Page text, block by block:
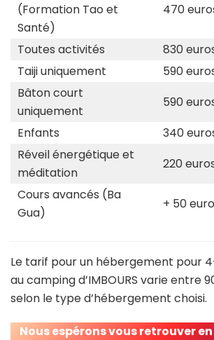
(Formation Tao et
Santé)
470
Toutes activités
830
Taiji uniquement
590
Bâton court
uniquement
590
Enfants
340
Réveil énergétique et
méditation
220
Cours avancés (Ba
Gua)
+ 50
Le tarif pour un hébergement pour
au camping d’IMBOURS varie entre
selon le type d’hébergement choisi.
Nous espérons vous retrouver